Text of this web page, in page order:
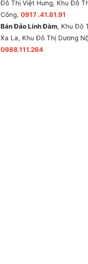
Đô Thị Việt Hưng, Khu Đô
Công. 0917 .41.81.91
Bán Đảo Linh Đàm, Khu Đô
Xa La, Khu Đô Thị Dương
0988.111.264